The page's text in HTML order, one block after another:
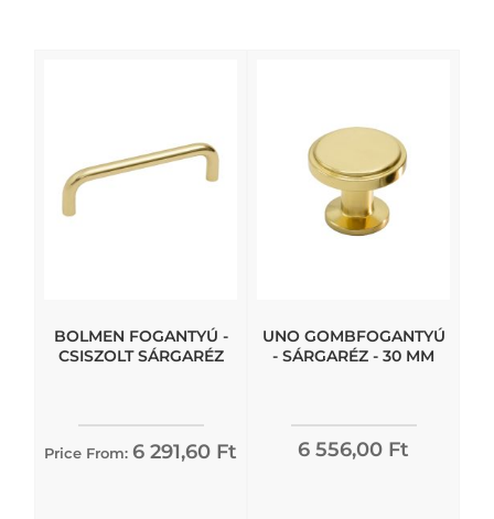
BOLMEN FOGANTYÚ -
CSISZOLT SÁRGARÉZ
Price From: 6 291,60 Ft
UNO GOMBFOGANTYÚ
- SÁRGARÉZ - 30 MM
6 556,00 Ft